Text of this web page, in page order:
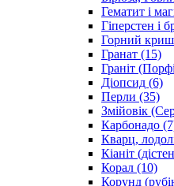
Гематит і
Гіперстен і
Горний
Гранат (15)
Граніт
Діопсид (6)
Перли (35)
Змійовік
Карбонадо
Кварц,
Кіаніт
Корал (10)
Корунд